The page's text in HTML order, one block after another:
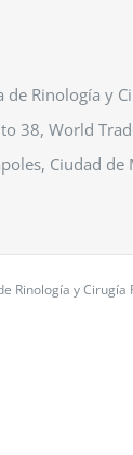
de Rinología y
38, World
Ciudad de
Rinología y Cirugía